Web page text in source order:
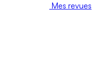
Mes revues